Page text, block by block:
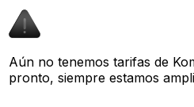
Aún no tenemos tarifas de
pronto, siempre estamos